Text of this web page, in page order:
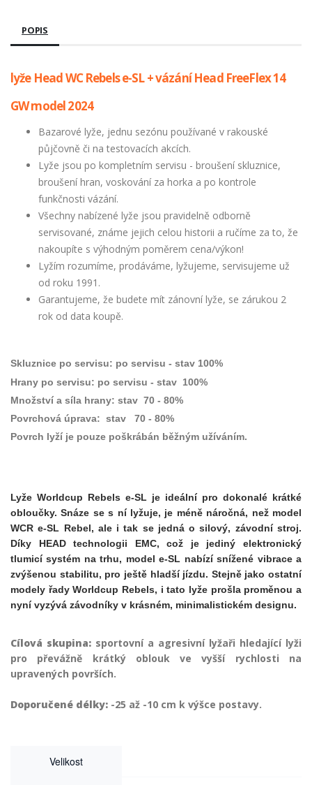
POPIS
lyže Head WC Rebels e-SL + vázání Head FreeFlex 14
GW model 2024
Bazarové lyže, jednu sezónu používané v rakouské
půjčovně či na testovacích akcích.
Lyže jsou po kompletním servisu - broušení skluznice,
broušení hran, voskování za horka a po kontrole
funkčnosti vázání.
Všechny nabízené lyže jsou pravidelně odborně
servisované, známe jejich celou historii a ručíme za to, že
nakoupíte s výhodným poměrem cena/výkon!
Lyžím rozumíme, prodáváme, lyžujeme, servisujeme už
od roku 1991.
Garantujeme, že budete mít zánovní lyže, se zárukou 2
rok od data koupě.
Skluznice po servisu: po servisu - stav 100%
Hrany po servisu: po servisu - stav 100%
Množství a síla hrany: stav 70 - 80%
Povrchová úprava: stav 70 - 80%
Povrch lyží je pouze poškrábán běžným užíváním.
Lyže Worldcup Rebels e-SL je ideální pro dokonalé krátké
obloučky. Snáze se s ní lyžuje, je méně náročná, než model
WCR e-SL Rebel, ale i tak se jedná o silový, závodní stroj.
Díky HEAD technologii EMC, což je jediný elektronický
tlumicí systém na trhu, model e-SL nabízí snížené vibrace a
zvýšenou stabilitu, pro ještě hladší jízdu. Stejně jako ostatní
modely řady Worldcup Rebels, i tato lyže prošla proměnou a
nyní vyzývá závodníky v krásném, minimalistickém designu.
Cílová skupina: sportovní a agresivní lyžaři hledající lyži
pro převážně krátký oblouk ve vyšší rychlosti na
upravených površích.
Doporučené délky: -25 až -10 cm k výšce postavy.
Velikost